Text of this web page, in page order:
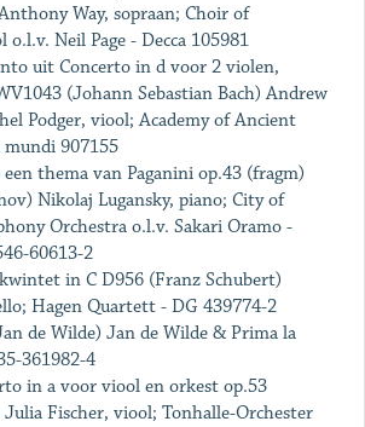
Way, sopraan; Choir of
o.l.v. Neil Page - Decca 105981
uit Concerto in d voor 2 violen,
(Johann Sebastian Bach) Andrew
Podger, viool; Academy of Ancient
907155
thema van Paganini op.43 (fragm)
Nikolaj Lugansky, piano; City of
Orchestra o.l.v. Sakari Oramo -
60613-2
in C D956 (Franz Schubert)
Hagen Quartett - DG 439774-2
de Wilde) Jan de Wilde & Prima la
361982-4
in a voor viool en orkest op.53
Fischer, viool; Tonhalle-Orchester